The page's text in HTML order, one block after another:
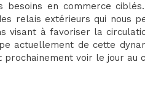
besoins en commerce
relais extérieurs qui nous
visant à favoriser la
actuellement de cette
prochainement voir le jour au